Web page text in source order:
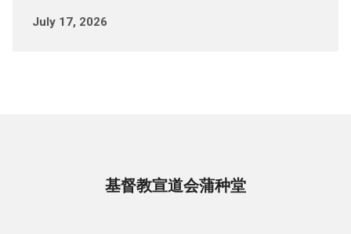
July 17, 2026
基督教宣道会蒲种堂